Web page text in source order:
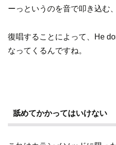
ーっというのを音で叩き込む
復唱することによって、He
なってくるんですね。
舐めてかかってはいけない